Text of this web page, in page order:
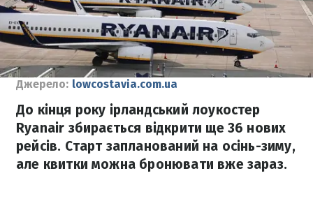
Джерело: lowcostavia.com.ua
До кінця року ірландський лоукостер
Ryanair збирається відкрити ще 36 нових
рейсів. Старт запланований на осінь-зиму,
але квитки можна бронювати вже зараз.